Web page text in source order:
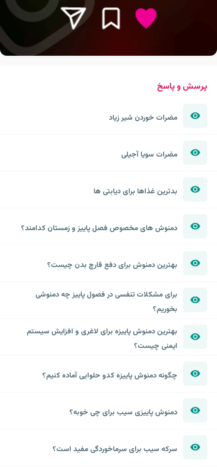
پرسش و پاسخ
مضرات خوردن شیر زیاد
مضرات سویا آجیلی
بدترین غذاها برای دیابتی ها
دمنوش های مخصوص فصل پاییز و زمستان کدامند؟
بهترین دمنوش برای دفع قارچ بدن چیست؟
برای مشکلات تنفسی در فصول پاییز چه دمنوشی
بخوریم؟
بهترین دمنوش پاییزه برای لاغری و افزایش سیستم
ایمنی چیست؟
چگونه دمنوش پاییزه کدو حلوایی آماده کنیم؟
دمنوش پاییزی سیب برای چی خوبه؟
سرکه سیب برای سرماخوردگی مفید است؟